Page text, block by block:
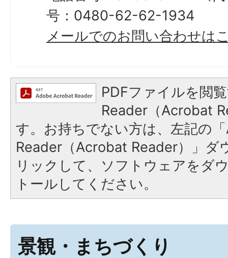
号：0480-62-62-1934
メールでのお問い合わせは
PDFファイルを閲
Reader（Acrobat
す。お持ちでない方は、左記の
Reader（Acrobat Reader）」ダ
リックして、ソフトウェアをダ
トールしてください。
景観・まちづくり